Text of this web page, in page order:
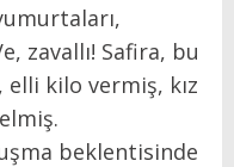
zavallı! Safira, bu
elli kilo vermiş, kız
beklentisinde